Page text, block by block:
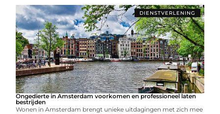
DIENSTVERLENING
Ongedierte in Amsterdam voorkomen en professioneel laten
bestrijden
Wonen in Amsterdam brengt unieke uitdagingen met zich mee